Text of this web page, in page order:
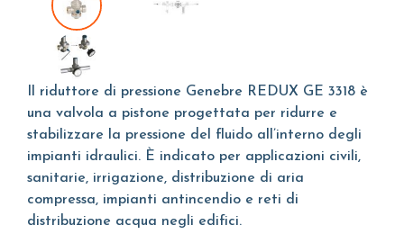
Il riduttore di pressione Genebre REDUX GE 3318 è
una valvola a pistone progettata per ridurre e
stabilizzare la pressione del fluido all’interno degli
impianti idraulici. È indicato per applicazioni civili,
sanitarie, irrigazione, distribuzione di aria
compressa, impianti antincendio e reti di
distribuzione acqua negli edifici.